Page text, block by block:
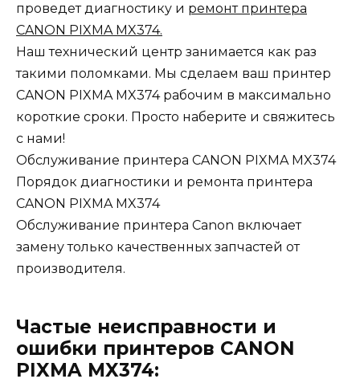
проведет диагностику и ремонт принтера
CANON PIXMA MX374.
Наш технический центр занимается как раз
такими поломками. Мы сделаем ваш принтер
CANON PIXMA MX374 рабочим в максимально
короткие сроки. Просто наберите и свяжитесь
с нами!
Обслуживание принтера CANON PIXMA MX374
Порядок диагностики и ремонта принтера
CANON PIXMA MX374
Обслуживание принтера Canon включает
замену только качественных запчастей от
производителя.
Частые неисправности и
ошибки принтеров CANON
PIXMA MX374: